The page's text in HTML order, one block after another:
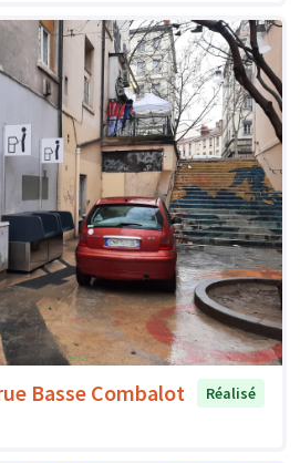
Basse Combalot
Réalisé